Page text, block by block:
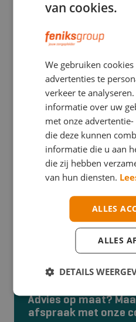
verschillende trainingen, ook
als op bezoek bij
een fijn gevoel voor iedereen.
Samen werken aan
Heb je eenproject risico
de geheleRisico
worden? Neem dan
hoe we je en je medewerkers
Advies op maat?
afspraak met onze
van cookies.
We gebruiken
advertenties te
verkeer te
informatie over uw
met onze
die deze kunnen
informatie die u aan
die zij hebben
van hun diensten.
ALLES
ALLES
DETAILS